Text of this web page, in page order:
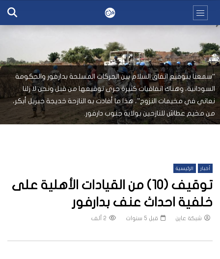
“سمعنا بتوقيع اتفاق السلام بين الحركات المسلحة بدارفور والحكومة
السودانية، وهناك اتفاقيات كثيرة جرى توقيعها من قبل ونحن لا زلنا
نعاني في مخيمات النزوح”، هذا ما أفادت به النازحة خديجة جبريل أبكر،
من مخيم عطاش للنازحين بولاية جنوب دارفور.
أخبار الرئيسية
توقيف (10) من القيادات الأهلية على
خلفية احداث عنف بدارفور
شبكة عاين قبل 5 سنوات 2 ألف